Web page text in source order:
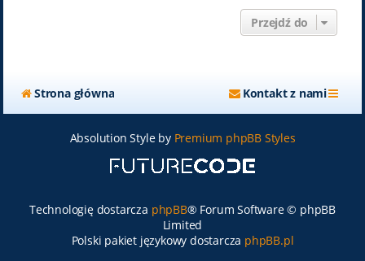
Przejdź do
Strona główna Kontakt z nami
Absolution Style by Premium phpBB Styles
Technologię dostarcza phpBB® Forum Software © phpBB
Limited
Polski pakiet językowy dostarcza phpBB.pl